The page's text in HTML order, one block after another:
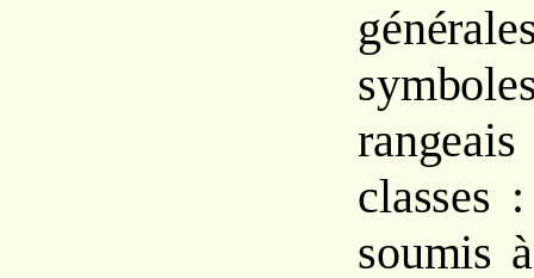
classes
soumis